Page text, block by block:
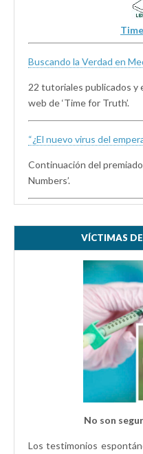
Buscando la Verdad en
22 tutoriales publicados y
web de ‘Time for Truth’.
“¿El nuevo virus del
Continuación del
Numbers’.
VÍCTIMAS
No son
Los testimonios